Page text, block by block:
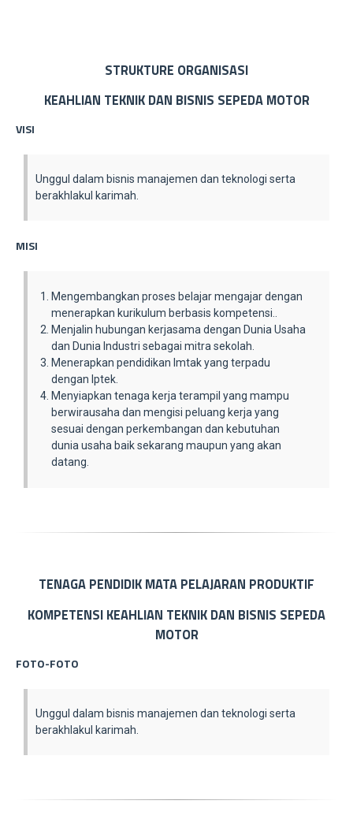
STRUKTURE ORGANISASI
KEAHLIAN TEKNIK DAN BISNIS SEPEDA MOTOR
VISI
Unggul dalam bisnis manajemen dan teknologi serta
berakhlakul karimah.
MISI
Mengembangkan proses belajar mengajar dengan
menerapkan kurikulum berbasis kompetensi..
Menjalin hubungan kerjasama dengan Dunia Usaha
dan Dunia Industri sebagai mitra sekolah.
Menerapkan pendidikan Imtak yang terpadu
dengan Iptek.
Menyiapkan tenaga kerja terampil yang mampu
berwirausaha dan mengisi peluang kerja yang
sesuai dengan perkembangan dan kebutuhan
dunia usaha baik sekarang maupun yang akan
datang.
TENAGA PENDIDIK MATA PELAJARAN PRODUKTIF
KOMPETENSI KEAHLIAN TEKNIK DAN BISNIS SEPEDA
MOTOR
FOTO-FOTO
Unggul dalam bisnis manajemen dan teknologi serta
berakhlakul karimah.